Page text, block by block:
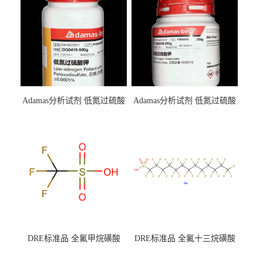
Adamas分析试剂 低氮过硫酸
（泰坦现货供应）
Adamas分析试剂 低氮过硫酸
DRE标准品 全氟甲烷磺酸
DRE标准品 全氟十三烷磺酸